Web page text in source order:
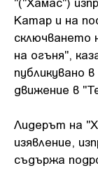
Катар и на
сключването
на огъня",
публикувано
движение в
Лидерът на
изявление,
съдържа